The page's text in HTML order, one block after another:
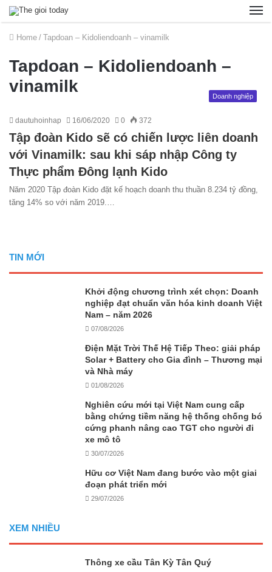
Home / Tapdoan – Kidoliendoanh – vinamilk
Tapdoan – Kidoliendoanh –
vinamilk
Doanh nghiệp
dautuhoinhap 16/06/2020 0 372
Tập đoàn Kido sẽ có chiến lược liên doanh
với Vinamilk: sau khi sáp nhập Công ty
Thực phẩm Đông lạnh Kido
Năm 2020 Tập đoàn Kido đặt kế hoạch doanh thu thuần 8.234 tỷ đồng,
tăng 14% so với năm 2019.…
TIN MỚI
Khởi động chương trình xét chọn: Doanh
nghiệp đạt chuẩn văn hóa kinh doanh Việt
Nam – năm 2026
07/08/2026
Điện Mặt Trời Thế Hệ Tiếp Theo: giải pháp
Solar + Battery cho Gia đình – Thương mại
và Nhà máy
01/08/2026
Nghiên cứu mới tại Việt Nam cung cấp
bằng chứng tiềm năng hệ thống chống bó
cứng phanh nâng cao TGT cho người đi
xe mô tô
30/07/2026
Hữu cơ Việt Nam đang bước vào một giai
đoạn phát triển mới
29/07/2026
XEM NHIỀU
Thông xe cầu Tân Kỳ Tân Quý